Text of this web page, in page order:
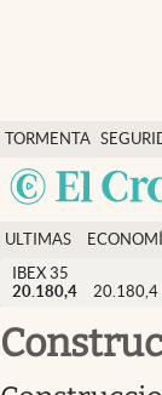
TORMENTA
SOCIAL
Economía y finanzas
Política
Actualidad
Criptomonedas
España
ULTIMAS
NOTICIAS
FINANZAS
IBEX 35
20.180,4
20.180,4